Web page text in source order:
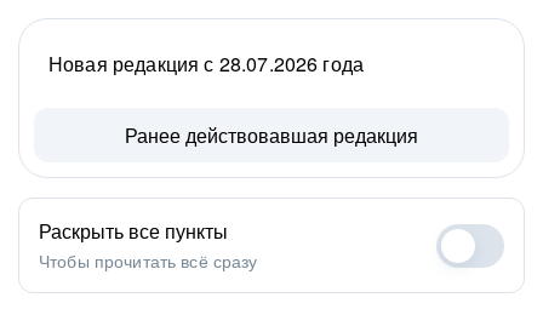
Новая редакция с 28.07.2026 года
Ранее действовавшая редакция
Раскрыть все пункты
Чтобы прочитать всё сразу